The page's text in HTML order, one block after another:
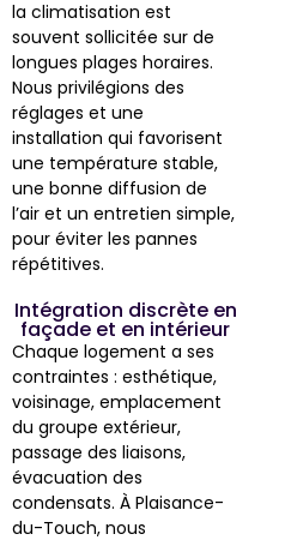
la climatisation est
souvent sollicitée sur de
longues plages horaires.
Nous privilégions des
réglages et une
installation qui favorisent
une température stable,
une bonne diffusion de
l’air et un entretien simple,
pour éviter les pannes
répétitives.
Intégration discrète en
façade et en intérieur
Chaque logement a ses
contraintes : esthétique,
voisinage, emplacement
du groupe extérieur,
passage des liaisons,
évacuation des
condensats. À Plaisance-
du-Touch, nous